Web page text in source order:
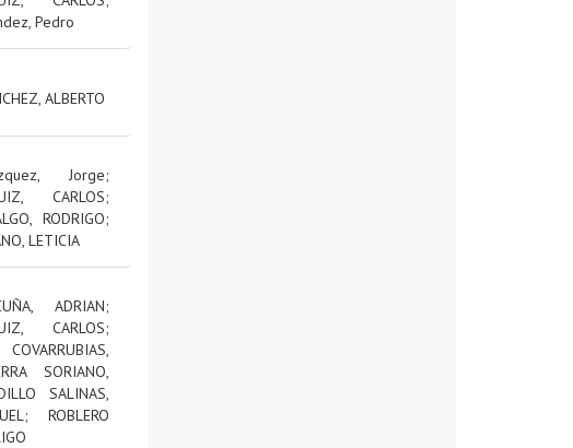
Pedro
ALBERTO
Jorge;
CARLOS;
RODRIGO;
LETICIA
ADRIAN;
CARLOS;
SORIANO,
SALINAS,
; ROBLERO